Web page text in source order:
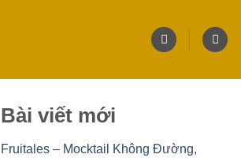
Bài viết mới
Fruitales – Mocktail Không Đường,